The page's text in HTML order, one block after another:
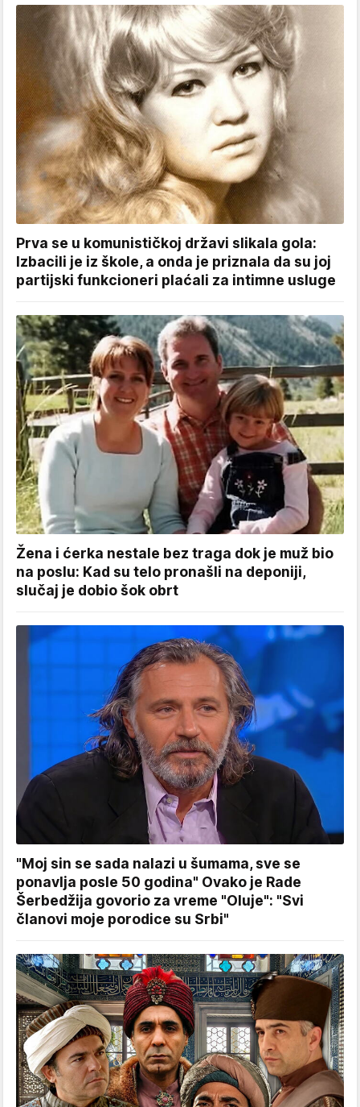
Prva se u komunističkoj državi slikala gola:
Izbacili je iz škole, a onda je priznala da su joj
partijski funkcioneri plaćali za intimne usluge
Žena i ćerka nestale bez traga dok je muž bio
na poslu: Kad su telo pronašli na deponiji,
slučaj je dobio šok obrt
"Moj sin se sada nalazi u šumama, sve se
ponavlja posle 50 godina" Ovako je Rade
Šerbedžija govorio za vreme "Oluje": "Svi
članovi moje porodice su Srbi"